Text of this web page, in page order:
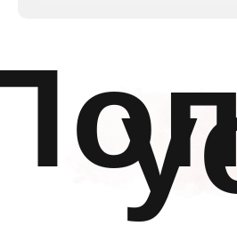
Индивидуальные уходы Hydropeptide по типу
кожи представляют собой профессиональные
косметические программы, направленные на
интенсивное увлажнение, питание и
Уходы по типу
кожи Hydropeptide